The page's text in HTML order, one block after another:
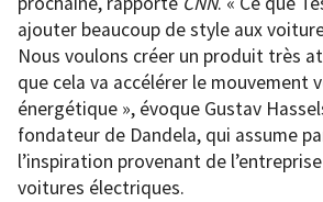
ajouter beaucoup de style aux
Nous voulons créer un produit très
que cela va accélérer le mouvement
énergétique », évoque Gustav
fondateur de Dandela, qui assume
l’inspiration provenant de
voitures électriques.